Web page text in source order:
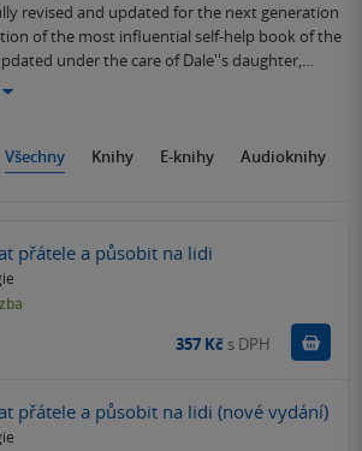
revised and updated for the next generation
of the most influential self-help book of the
under the care of Dale''s daughter,…
Všechny Knihy E-knihy Audioknihy
přátele a působit na lidi
357 Kč s DPH
přátele a působit na lidi (nové vydání)